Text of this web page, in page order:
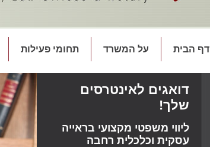
דף הבית על המשרד תחומי פעילות
דואגים לאינטרסים
שלך!
ליווי משפטי מקצועי בראייה
עסקית וכלכלית רחבה